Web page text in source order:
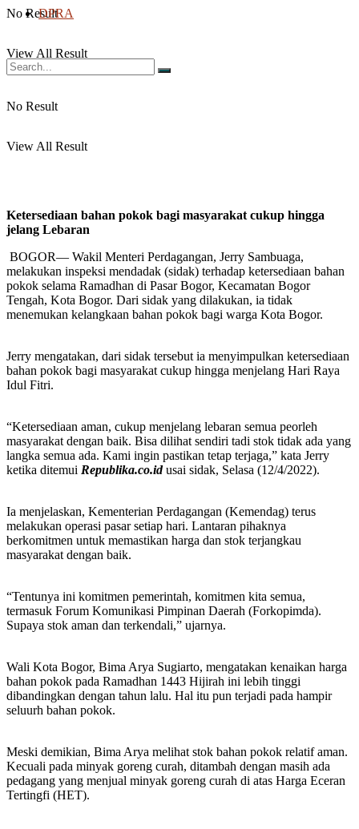
No Result
View All Result
DPRA
No Result
View All Result
Ketersediaan bahan pokok bagi masyarakat cukup hingga
jelang Lebaran
BOGOR— Wakil Menteri Perdagangan, Jerry Sambuaga,
melakukan inspeksi mendadak (sidak) terhadap ketersediaan bahan
pokok selama Ramadhan di Pasar Bogor, Kecamatan Bogor
Tengah, Kota Bogor. Dari sidak yang dilakukan, ia tidak
menemukan kelangkaan bahan pokok bagi warga Kota Bogor.
Jerry mengatakan, dari sidak tersebut ia menyimpulkan ketersediaan
bahan pokok bagi masyarakat cukup hingga menjelang Hari Raya
Idul Fitri.
“Ketersediaan aman, cukup menjelang lebaran semua peorleh
masyarakat dengan baik. Bisa dilihat sendiri tadi stok tidak ada yang
langka semua ada. Kami ingin pastikan tetap terjaga,” kata Jerry
ketika ditemui Republika.co.idusai sidak, Selasa (12/4/2022).
Ia menjelaskan, Kementerian Perdagangan (Kemendag) terus
melakukan operasi pasar setiap hari. Lantaran pihaknya
berkomitmen untuk memastikan harga dan stok terjangkau
masyarakat dengan baik.
“Tentunya ini komitmen pemerintah, komitmen kita semua,
termasuk Forum Komunikasi Pimpinan Daerah (Forkopimda).
Supaya stok aman dan terkendali,” ujarnya.
Wali Kota Bogor, Bima Arya Sugiarto, mengatakan kenaikan harga
bahan pokok pada Ramadhan 1443 Hijirah ini lebih tinggi
dibandingkan dengan tahun lalu. Hal itu pun terjadi pada hampir
seluurh bahan pokok.
Meski demikian, Bima Arya melihat stok bahan pokok relatif aman.
Kecuali pada minyak goreng curah, ditambah dengan masih ada
pedagang yang menjual minyak goreng curah di atas Harga Eceran
Tertingfi (HET).